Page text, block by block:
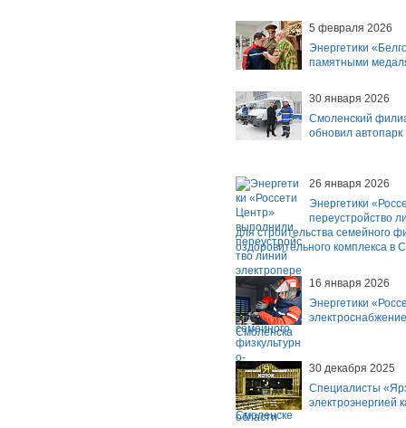
5 февраля 2026
Энергетики
памятными
30 января 2026
Смоленский
обновил автопарк
26 января 2026
Энергетики
переустройство
для строительства семейного
оздоровительного комплекса в
16 января 2026
Энергетики
Смоленска
30 декабря 2025
Специалисты
электроэнергией
области